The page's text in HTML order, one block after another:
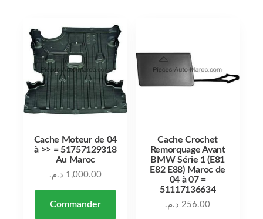
Cache Moteur de 04
à >> = 51757129318
Au Maroc
1,000.00 د.م.
Commander
Cache Crochet
Remorquage Avant
BMW Série 1 (E81
E82 E88) Maroc de
04 à 07 =
51117136634
256.00 د.م.